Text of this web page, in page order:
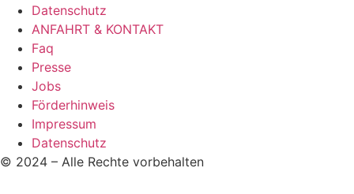
Datenschutz
ANFAHRT & KONTAKT
Faq
Presse
Jobs
Förderhinweis
Impressum
Datenschutz
© 2024 – Alle Rechte vorbehalten